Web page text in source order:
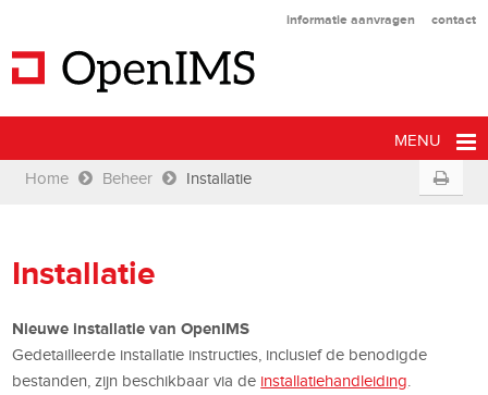
Home Beheer Installatie
Installatie
Nieuwe installatie van OpenIMS
Gedetailleerde installatie instructies, inclusief de benodigde
bestanden, zijn beschikbaar via de installatiehandleiding
informatie aanvragen contact
MENU